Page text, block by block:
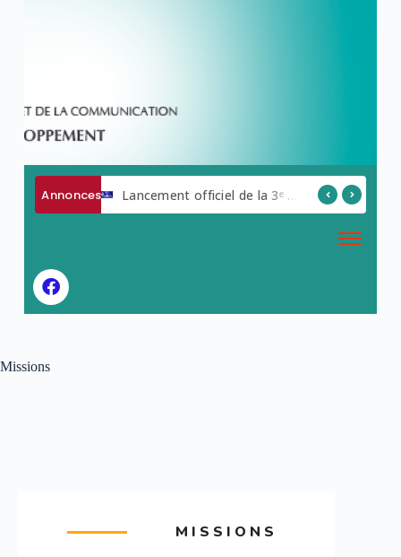
Annonces
AVIS A MANIFESTATION D ‘INTERET Lancement officiel de la 3ᵉ édition de la Semaine du Numérique.
Missions
MISSIONS